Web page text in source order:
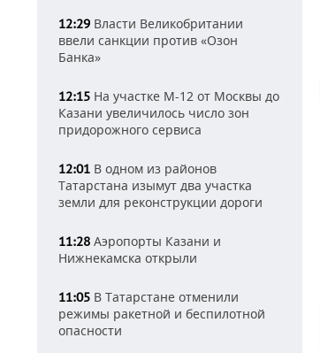
12:29 Власти Великобритании
ввели санкции против «Озон
Банка»
12:15 На участке М-12 от Москвы до
Казани увеличилось число зон
придорожного сервиса
12:01 В одном из районов
Татарстана изымут два участка
земли для реконструкции дороги
11:28 Аэропорты Казани и
Нижнекамска открыли
11:05 В Татарстане отменили
режимы ракетной и беспилотной
опасности